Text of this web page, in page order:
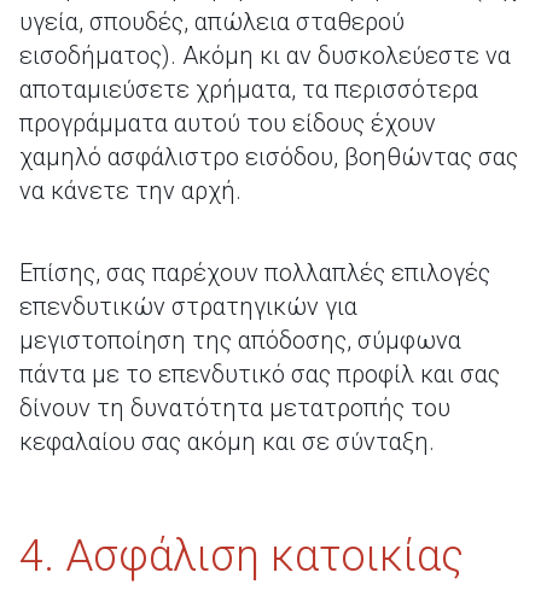
υγεία, σπουδές, απώλεια σταθερού
εισοδήματος). Ακόμη κι αν δυσκολεύεστε να
αποταμιεύσετε χρήματα, τα περισσότερα
προγράμματα αυτού του είδους έχουν
χαμηλό ασφάλιστρο εισόδου, βοηθώντας σας
να κάνετε την αρχή.
Επίσης, σας παρέχουν πολλαπλές επιλογές
επενδυτικών στρατηγικών για
μεγιστοποίηση της απόδοσης, σύμφωνα
πάντα με το επενδυτικό σας προφίλ και σας
δίνουν τη δυνατότητα μετατροπής του
κεφαλαίου σας ακόμη και σε σύνταξη.
4. Ασφάλιση κατοικίας